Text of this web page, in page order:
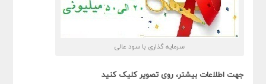
سرمایه گذاری با سود عالی
جهت اطلاعات بیشتر، روی تصویر کلیک کنید